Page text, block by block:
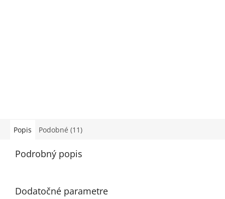
Popis Podobné (11)
Podrobný popis
Dodatočné parametre